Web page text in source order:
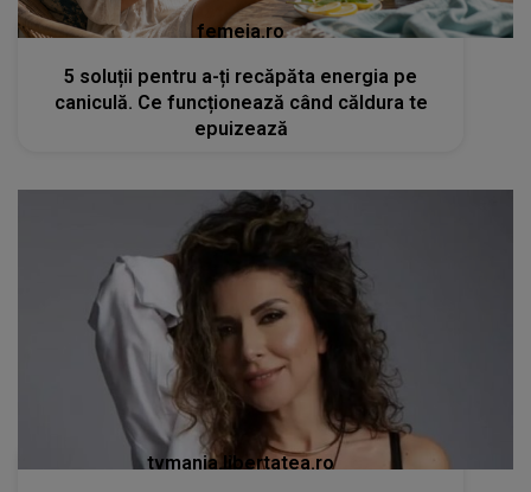
femeia.ro
5 soluții pentru a-ți recăpăta energia pe
caniculă. Ce funcționează când căldura te
epuizează
tvmania.libertatea.ro